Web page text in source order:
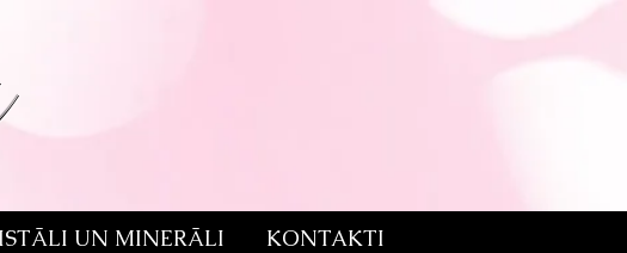
UN MINERĀLI KONTAKTI